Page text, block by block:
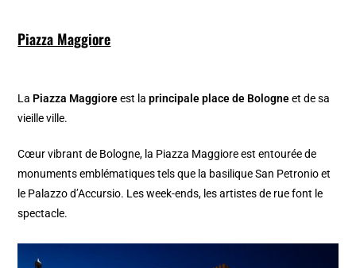
Piazza Maggiore
La Piazza Maggioreest laprincipale place de Bologneet de sa
vieille ville.
Cœur vibrant de Bologne, la Piazza Maggiore est entourée de
monuments emblématiques tels que la basilique San Petronio et
le Palazzo d’Accursio. Les week-ends, les artistes de rue font le
spectacle.